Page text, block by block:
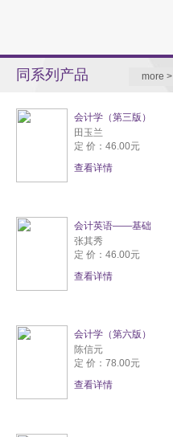
同系列产品 more >
会计学（第三版）
田玉兰
定 价：46.00元
查看详情
会计英语——基础
张其秀
定 价：46.00元
查看详情
会计学（第六版）
陈信元
定 价：78.00元
查看详情